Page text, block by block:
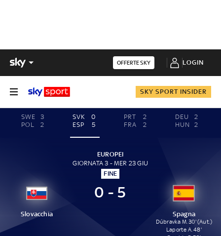
OFFERTE SKY LOGIN
SKY SPORT INSIDER
SWE
3
POL
2
SVK
0
ESP
5
PRT
2
FRA
2
DEU
2
HUN
2
EUROPEI
GIORNATA 3 - MER 23 GIU
FINE
Slovacchia
0 - 5
Spagna
Dúbravka M. 30' (Aut.)
Laporte A. 48'